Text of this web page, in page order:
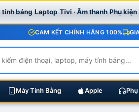
tính bảng Laptop Tivi · Âm thanh Phụ kiện
CAM KẾT CHÍNH HÃNG 100%
Máy Tính Bảng Apple